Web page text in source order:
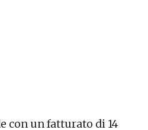
con un fatturato di 14